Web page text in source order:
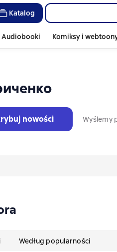
Katalog
Audiobooki Komiksy i
nowości Wyślemy
Według popularności